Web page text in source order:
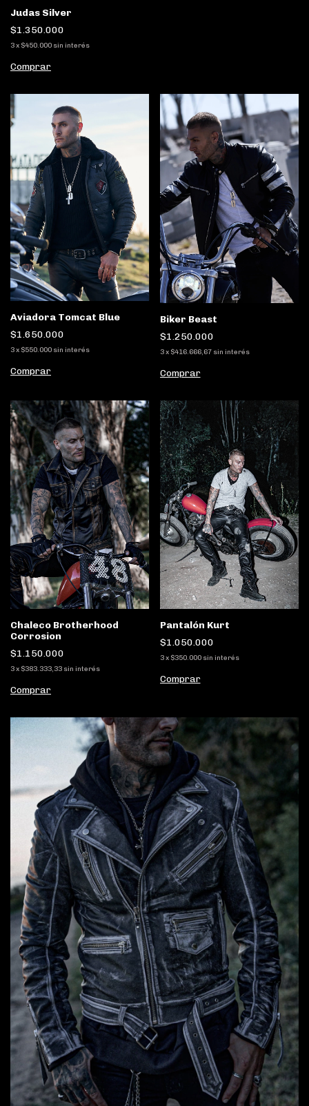
Judas Silver
$1.350.000
3x $450.000 sin interés
Comprar
Aviadora Tomcat Blue
$1.650.000
3x $550.000 sin interés
Comprar
Biker Beast
$1.250.000
3 x $416.666,67 sin interés
Comprar
Chaleco Brotherhood
Corrosion
$1.150.000
3x $383.333,33 sin interés
Comprar
Pantalón Kurt
$1.050.000
3 x $350.000 sin interés
Comprar